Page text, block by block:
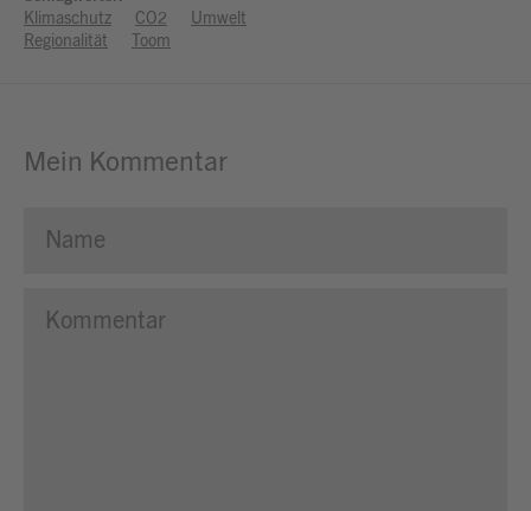
Klimaschutz
CO2
Umwelt
Regionalität
Toom
Mein Kommentar